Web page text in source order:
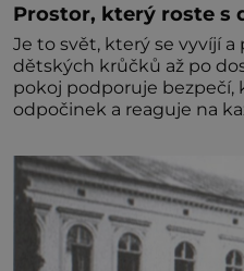
Prostor, který roste s
Je to svět, který se vyvíjí
dětských krůčků až po
pokoj podporuje bezpečí,
odpočinek a reaguje na
jednoduchost, měkkost a
miminka měl působit
Předškolní věk je